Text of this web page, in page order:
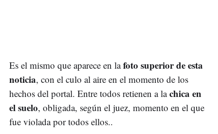
Es el mismo que aparece en lafoto superior de esta
noticia, con el culo al aire en el momento de los
hechos del portal. Entre todos retienen a lachica en
el suelo, obligada, según el juez, momento en el que
fue violada por todos ellos..